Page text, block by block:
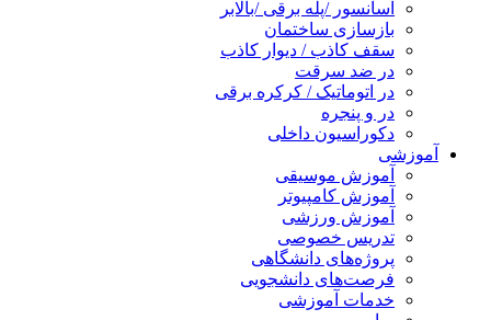
آسانسور /پله برقی /بالابر
بازسازی ساختمان
سقف کاذب / دیوار کاذب
در ضد سرقت
در اتوماتیک / کرکره برقی
در و پنجره
دکوراسیون داخلی
آموزشی
آموزش موسیقی
آموزش کامپیوتر
آموزش ورزشی
تدریس خصوصی
پروژه‌های دانشگاهی
فرصت‌های دانشجویی
خدمات آموزشی